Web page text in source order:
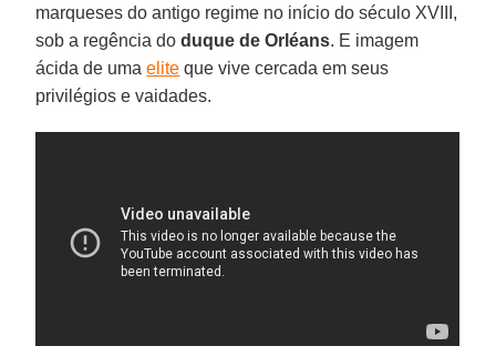
marqueses do antigo regime no início do século XVIII,
sob a regência doduque de Orléans. E imagem
ácida de umaelite que vive cercada em seus
privilégios e vaidades.